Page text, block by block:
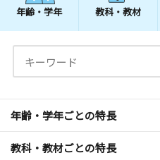
年齢・学年 教科・教材
年齢・学年ごとの特長
教科・教材ごとの特長